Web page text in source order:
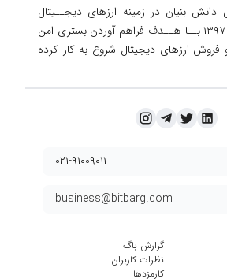
بنیان در زمینه ارزهای دیجــیتال
بستری امن
ارزهای دیجیتال شروع به کار کرده
business@bitbarg.com
۰۲۱-۹۱۰۰۹۰۱۱
گزارش باگ
نظرات کاربران
کارمزد‌ها